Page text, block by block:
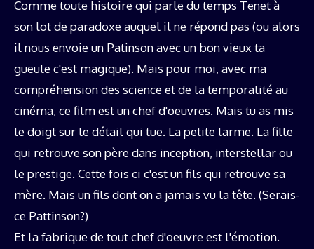
Comme toute histoire qui parle du temps Tenet à
son lot de paradoxe auquel il ne répond pas (ou alors
il nous envoie un Patinson avec un bon vieux ta
gueule c'est magique). Mais pour moi, avec ma
compréhension des science et de la temporalité au
cinéma, ce film est un chef d'oeuvres. Mais tu as mis
le doigt sur le détail qui tue. La petite larme. La fille
qui retrouve son père dans inception, interstellar ou
le prestige. Cette fois ci c'est un fils qui retrouve sa
mère. Mais un fils dont on a jamais vu la tête. (Serais-
ce Pattinson?)
Et la fabrique de tout chef d'oeuvre est l'émotion.